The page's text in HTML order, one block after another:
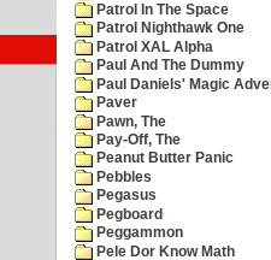
Patrol In The Space
Patrol Nighthawk One
Patrol XAL Alpha
Paul And The Dummy
Paul Daniels' Magic
Paver
Pawn, The
Pay-Off, The
Peanut Butter Panic
Pebbles
Pegasus
Pegboard
Peggammon
Pele Dor Know Math